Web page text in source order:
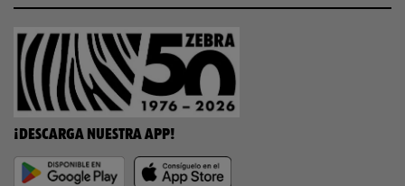
¡DESCARGA NUESTRA APP!